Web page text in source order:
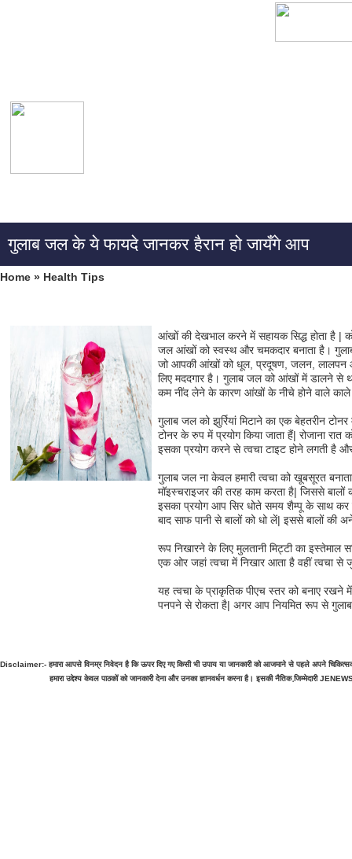
गुलाब जल के ये फायदे जानकर हैरान हो जायँगे आप
Home » Health Tips
आंखों की देखभाल करने में सहायक सिद्ध होता है |
जल आंखों को स्वस्थ और चमकदार बनाता है।
जो आपकी आंखों को धूल, प्रदूषण, जलन, लालपन
लिए मददगार है। गुलाब जल को आंखों में डालने से
कम नींद लेने के कारण आंखों के नीचे होने वाले काले
गुलाब जल को झुर्रियां मिटाने का एक बेहतरीन
टोनर के रुप में प्रयोग किया जाता हैं| रोजाना
इसका प्रयोग करने से त्वचा टाइट होने लगती है और
गुलाब जल ना केवल हमारी त्वचा को खूबसूरत
मॉइस्चराइजर की तरह काम करता है| जिससे
इसका प्रयोग आप सिर धोते समय शैम्पू के साथ
बाद साफ पानी से बालों को धो लें| इससे बालों की
रूप निखारने के लिए मुलतानी मिट्टी का इस्तेमाल
एक ओर जहां त्वचा में निखार आता है वहीं त्वचा से
यह त्वचा के प्राकृतिक पीएच स्तर को बनाए रखने में
पनपने से रोकता है| अगर आप नियमित रूप से
Disclaimer:- हमारा आपसे विनम्र निवेदन है कि ऊपर दिए गए किसी भी उपाय या जानकारी को आजमाने से पहले अपने
हमारा उद्देश्य केवल पाठकों को जानकारी देना और उनका ज्ञानवर्धन करना है। इसकी नैतिक जि़म्मेदारी